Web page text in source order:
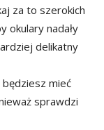
za to szerokich
okulary nadały
delikatny
mieć
sprawdzi